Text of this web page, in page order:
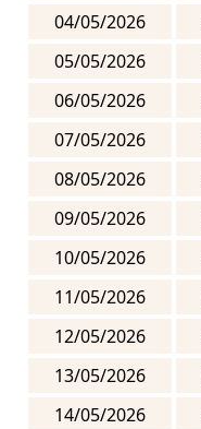
04/05/2026
05/05/2026
06/05/2026
07/05/2026
08/05/2026
09/05/2026
10/05/2026
11/05/2026
12/05/2026
13/05/2026
14/05/2026